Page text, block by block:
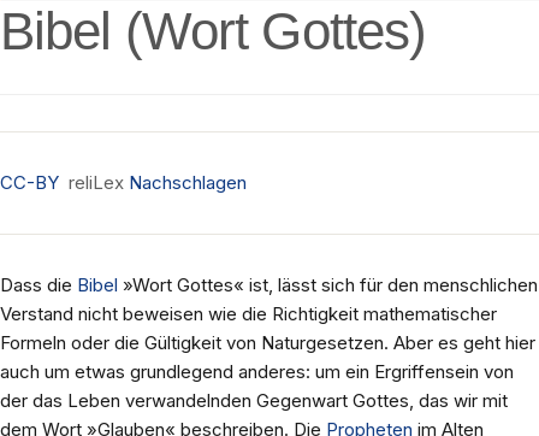
Bibel (Wort Gottes)
CC-BY reliLex Nachschlagen
Dass die Bibel »Wort Gottes« ist, lässt sich für den menschlichen
Verstand nicht beweisen wie die Richtigkeit mathematischer
Formeln oder die Gültigkeit von Naturgesetzen. Aber es geht hier
auch um etwas grundlegend anderes: um ein Ergriffensein von
der das Leben verwandelnden Gegenwart Gottes, das wir mit
dem Wort »Glauben« beschreiben. Die Propheten im Alten